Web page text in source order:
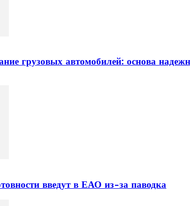
грузовых автомобилей: основа
введут в ЕАО из-за паводка